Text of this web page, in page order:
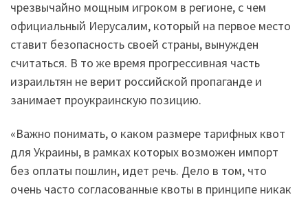
чрезвычайно мощным игроком в регионе, с чем
официальный Иерусалим, который на первое место
ставит безопасность своей страны, вынужден
считаться. В то же время прогрессивная часть
израильтян не верит российской пропаганде и
занимает проукраинскую позицию.
«Важно понимать, о каком размере тарифных квот
для Украины, в рамках которых возможен импорт
без оплаты пошлин, идет речь. Дело в том, что
очень часто согласованные квоты в принципе никак